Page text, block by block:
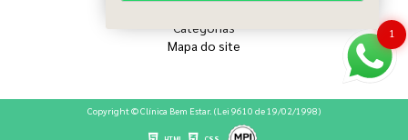
Categorias
Mapa do site
Copyright © Clínica Bem Estar. (Lei 9610 de 19/02/1998)
1